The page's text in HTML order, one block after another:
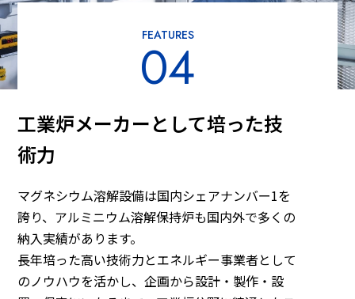
FEATURES
04
工業炉メーカーとして培った技
術力
マグネシウム溶解設備は国内シェアナンバー1を
誇り、アルミニウム溶解保持炉も国内外で多くの
納入実績があります。
長年培った高い技術力とエネルギー事業者として
のノウハウを活かし、企画から設計・製作・設